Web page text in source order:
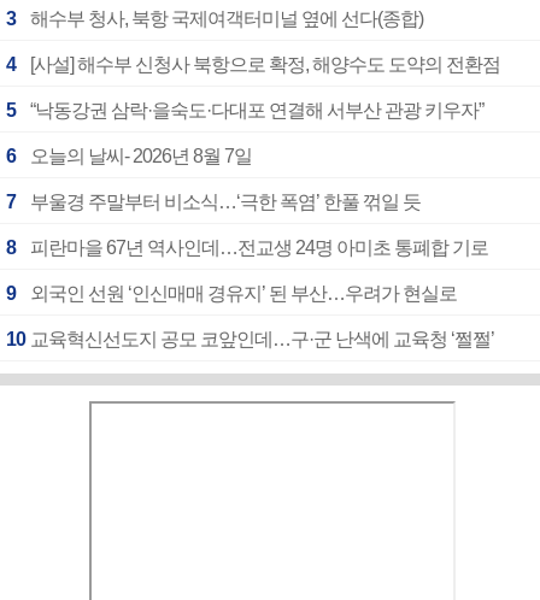
3 해수부 청사, 북항 국제여객터미널 옆에 선다(종합)
4 [사설] 해수부 신청사 북항으로 확정, 해양수도 도약의 전환점
5 “낙동강권 삼락·을숙도·다대포 연결해 서부산 관광 키우자”
6 오늘의 날씨- 2026년 8월 7일
7 부울경 주말부터 비소식…‘극한 폭염’ 한풀 꺾일 듯
8 피란마을 67년 역사인데…전교생 24명 아미초 통폐합 기로
9 외국인 선원 ‘인신매매 경유지’ 된 부산…우려가 현실로
10 교육혁신선도지 공모 코앞인데…구·군 난색에 교육청 ‘쩔쩔’